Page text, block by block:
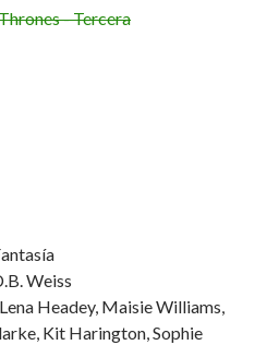
Weiss
Headey, Maisie Williams,
Kit Harington, Sophie